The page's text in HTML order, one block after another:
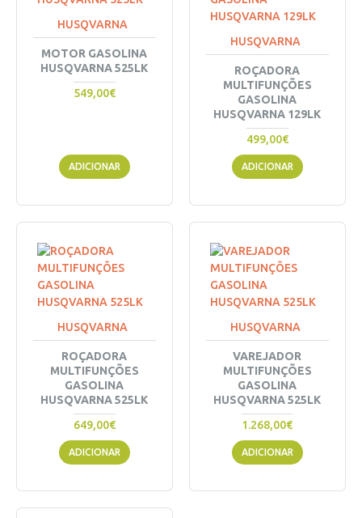
HUSQVARNA
MOTOR GASOLINA
HUSQVARNA 525LK
549,00€
ADICIONAR
HUSQVARNA
ROÇADORA
MULTIFUNÇÕES
GASOLINA
HUSQVARNA 129LK
499,00€
ADICIONAR
HUSQVARNA
ROÇADORA
MULTIFUNÇÕES
GASOLINA
HUSQVARNA 525LK
649,00€
ADICIONAR
HUSQVARNA
VAREJADOR
MULTIFUNÇÕES
GASOLINA
HUSQVARNA 525LK
1.268,00€
ADICIONAR